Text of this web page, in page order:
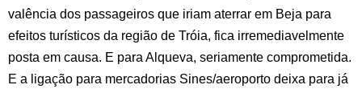
valência dos passageiros que iriam aterrar em Beja para
efeitos turísticos da região de Tróia, fica irremediavelmente
posta em causa. E para Alqueva, seriamente comprometida.
E a ligação para mercadorias Sines/aeroporto deixa para já